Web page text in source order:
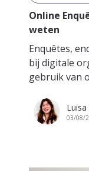
Online
weten
Enquêtes,
bij digitale
gebruik van
03/08/